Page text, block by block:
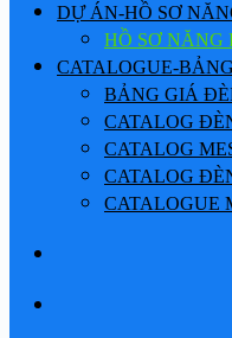
DỰ ÁN-HỒ SƠ
HỒ SƠ NĂNG
CATALOGUE-
BẢNG GIÁ
CATALOG
CATALOG
CATALOG
CATALOGUE